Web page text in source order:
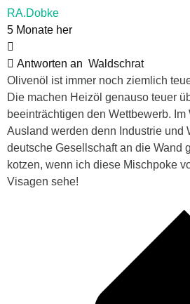
RA.Dobke
5 Monate her
Antworten an Waldschrat
Olivenöl ist immer noch ziemlich
Die machen Heizöl genauso teuer
beeinträchtigen den Wettbewerb.
Ausland werden denn Industrie und
deutsche Gesellschaft an die Wand
kotzen, wenn ich diese Mischpoke
Visagen sehe!